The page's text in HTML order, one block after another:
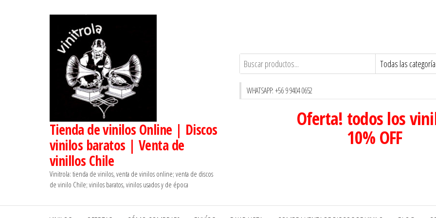
Tienda de vinilos Online | Discos
vinilos baratos | Venta de
vinillos Chile
Vinitrola: tienda de vinilos, venta de vinilos online; venta de discos
de vinilo Chile; vinilos baratos, vinilos usados y de época
WHATSAPP: +56 9 9404 0652
Oferta! todos los
10% OFF